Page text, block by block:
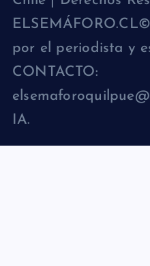
por el periodista y
CONTACTO:
IA.